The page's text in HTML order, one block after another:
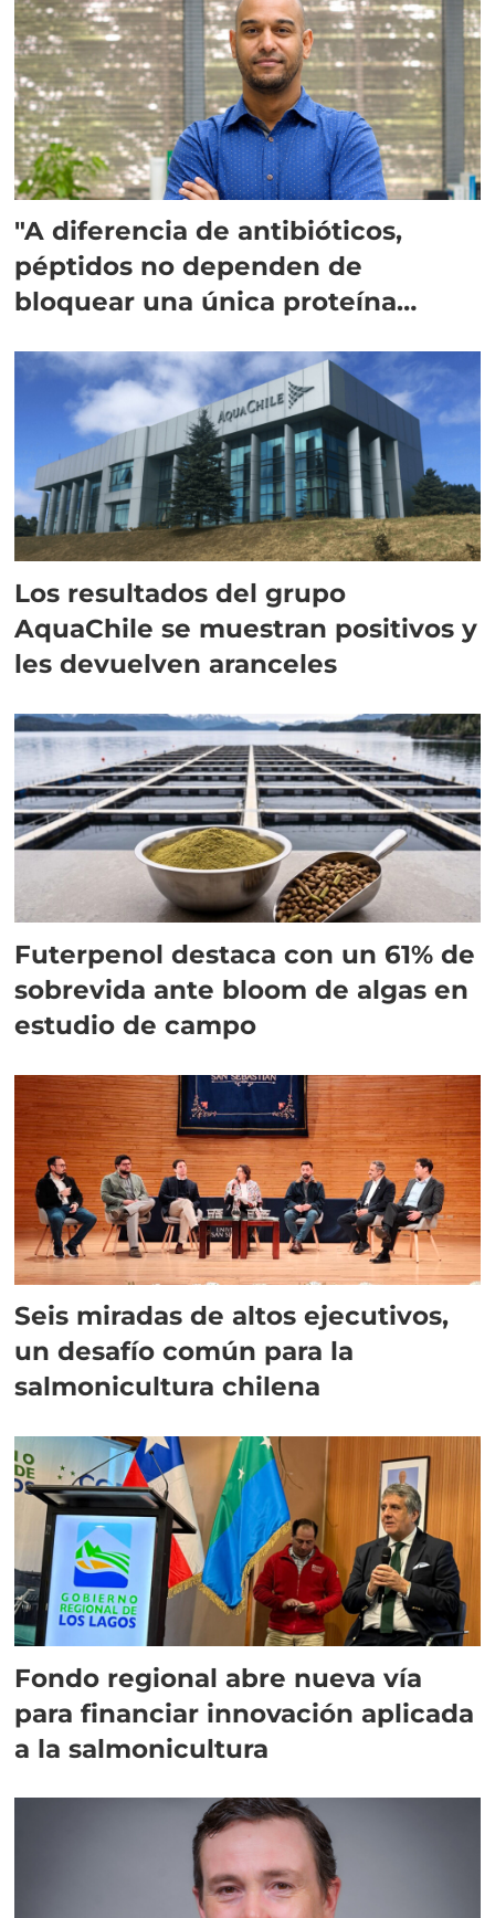
"A diferencia de antibióticos,
péptidos no dependen de
bloquear una única proteína
Los resultados del grupo
AquaChile se muestran positivos y
les devuelven aranceles
Futerpenol destaca con un 61% de
sobrevida ante bloom de algas en
estudio de campo
Seis miradas de altos ejecutivos,
un desafío común para la
salmonicultura chilena
Fondo regional abre nueva vía
para financiar innovación aplicada
a la salmonicultura